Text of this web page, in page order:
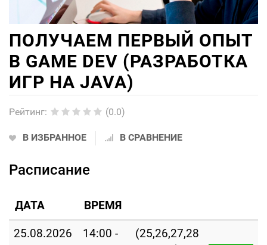
ПОЛУЧАЕМ ПЕРВЫЙ ОПЫТ
В GAME DEV (РАЗРАБОТКА
ИГР НА JAVA)
Рейтинг: (0.0)
В ИЗБРАННОЕ В СРАВНЕНИЕ
Расписание
ДАТА ВРЕМЯ
25.08.2026
14:00 -
(25,26,27,28